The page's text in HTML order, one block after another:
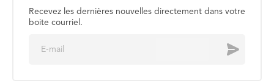
Recevez les dernières nouvelles directement dans votre
boite courriel.
Envoyer